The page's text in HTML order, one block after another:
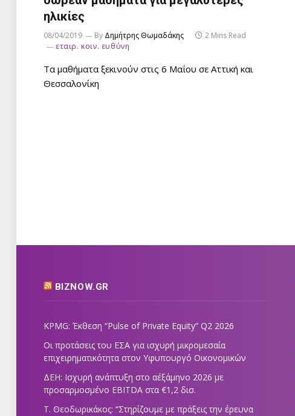
ηλικίες
08/04/2019 By Δημήτρης Θωμαδάκης
2 Mins Read
εταιρ. κοιν. ευθύνη
Τα μαθήματα ξεκινούν στις 6 Μαΐου σε Αττική και
Θεσσαλονίκη
BIZNOW.GR
KPMG: Έκθεση “Pulse of Private Equity” Q2 2026
Οι προτάσεις του ΕΣΑ για ισχυρή μικρομεσαία
επιχειρηματικότητα στον Υφυπουργό Οικονομικών
ΔΕΗ: Ισχυρή ανάπτυξη στο α΄εξάμηνο 2026 με
προσαρμοσμένο EBITDA στα €1,2 δισ.
Τ. Θεοδωρικάκος: “Στηρίζουμε με πράξεις την έρευνα